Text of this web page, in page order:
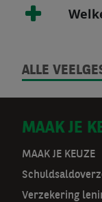
ALLE
D
o
o
MAAK JE
MAAK JE KEUZE
Verzekering